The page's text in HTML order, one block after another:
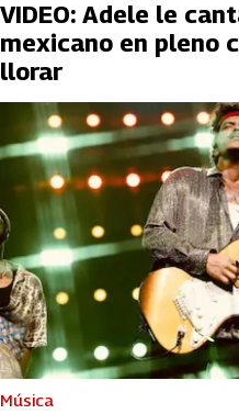
VIDEO: Adele le
mexicano en pleno
llorar
Música